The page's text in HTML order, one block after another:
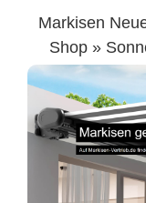
Markisen
Shop »